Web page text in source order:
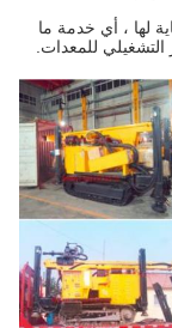
لها ، أي خدمة ما
للمعدات.